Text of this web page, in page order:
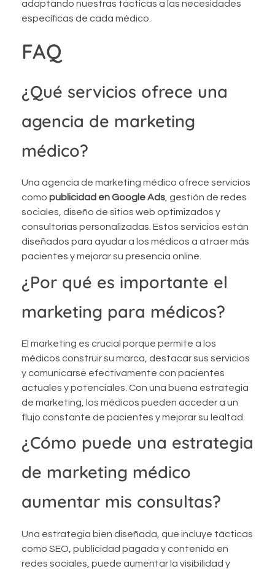
adaptando nuestras tácticas a las necesidades
específicas de cada médico.
FAQ
¿Qué servicios ofrece una
agencia de marketing
médico?
Una agencia de marketing médico ofrece servicios
como publicidad en Google Ads, gestión de redes
sociales, diseño de sitios web optimizados y
consultorías personalizadas. Estos servicios están
diseñados para ayudar a los médicos a atraer más
pacientes y mejorar su presencia online.
¿Por qué es importante el
marketing para médicos?
El marketing es crucial porque permite a los
médicos construir su marca, destacar sus servicios
y comunicarse efectivamente con pacientes
actuales y potenciales. Con una buena estrategia
de marketing, los médicos pueden acceder a un
flujo constante de pacientes y mejorar su lealtad.
¿Cómo puede una estrategia
de marketing médico
aumentar mis consultas?
Una estrategia bien diseñada, que incluye tácticas
como SEO, publicidad pagada y contenido en
redes sociales, puede aumentar la visibilidad y